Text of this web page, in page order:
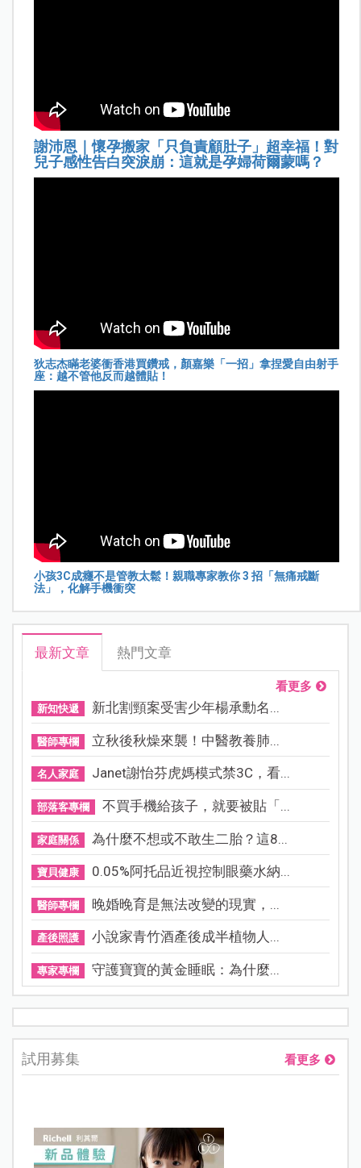
謝沛恩｜懷孕搬家「只負責顧肚子」超幸福！對
兒子感性告白突淚崩：這就是孕婦荷爾蒙嗎？
狄志杰瞞老婆衝香港買鑽戒，顏嘉樂「一招」拿捏愛自由射手
座：越不管他反而越體貼！
小孩3C成癮不是管教太鬆！親職專家教你 3 招「無痛戒斷
法」，化解手機衝突
最新文章 熱門文章
看更多
新知快遞 新北割頸案受害少年楊承勳名...
醫師專欄 立秋後秋燥來襲！中醫教養肺...
名人家庭 Janet謝怡芬虎媽模式禁3C，看...
部落客專欄 不買手機給孩子，就要被貼「...
家庭關係 為什麼不想或不敢生二胎？這8...
寶貝健康 0.05%阿托品近視控制眼藥水納...
醫師專欄 晚婚晚育是無法改變的現實，...
產後照護 小說家青竹酒產後成半植物人...
專家專欄 守護寶寶的黃金睡眠：為什麼...
試用募集 看更多